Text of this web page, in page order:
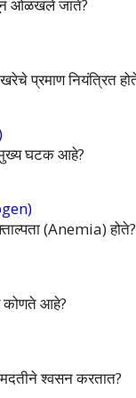
ओळखले जाते?
प्रमाण नियंत्रित
मुख्य घटक आहे?
(Anemia) होते?
कोणते आहे?
श्वसन करतात?